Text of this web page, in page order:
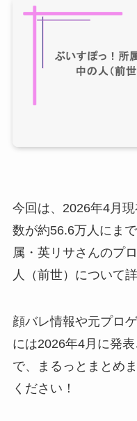
今回は、2026年4月
数が約56.6万人にま
属・英リサさんのプ
人（前世）について
顔バレ情報や元プロ
には2026年4月に発
で、まるっとまとめ
ください！